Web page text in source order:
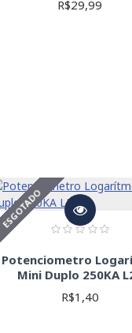
tolerância e
R$29,99
ESGOTADO
Potenciometro
Mini Duplo 250KA
R$1,40